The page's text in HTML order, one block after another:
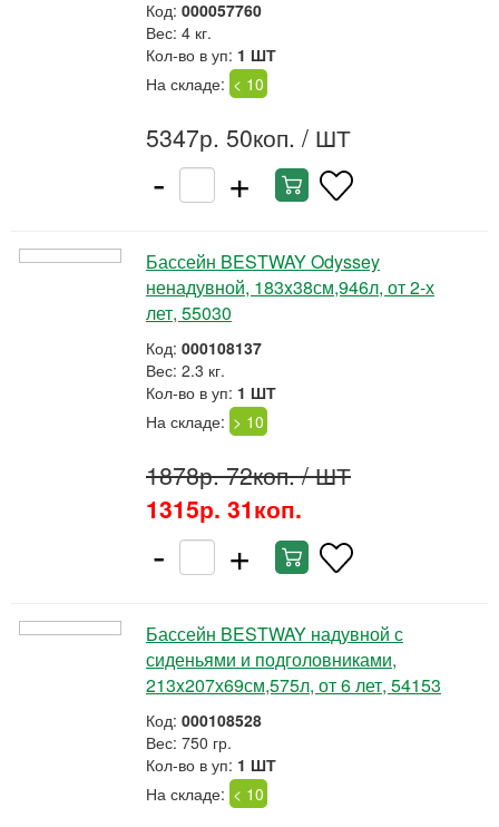
Код: 000057760
Вес: 4 кг.
Кол-во в уп: 1 ШТ
На складе: < 10
5347р. 50коп. / ШТ
- +
Бассейн BESTWAY Odyssey
ненадувной, 183x38см,946л, от 2-х
лет, 55030
Код: 000108137
Вес: 2.3 кг.
Кол-во в уп: 1 ШТ
На складе: > 10
1878р. 72коп./ ШТ
1315р. 31коп.
- +
Бассейн BESTWAY надувной с
сиденьями и подголовниками,
213x207х69см,575л, от 6 лет, 54153
Код: 000108528
Вес: 750 гр.
Кол-во в уп: 1 ШТ
На складе: < 10